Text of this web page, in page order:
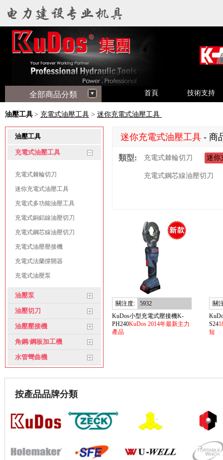
全部商品分類 首頁 技術支持
油壓工具 > 充電式油壓工具 > 迷你充電式油壓工具
油壓工具
充電式油壓工具
充電式棘輪切刀
迷你充電式油壓工具
充電式多功能油壓工具
充電式銅鋁線油壓切刀
充電式鋼芯線油壓切刀
充電式油壓壓接機
充電式法蘭撐開器
充電式油壓泵
油壓泵
油壓切刀
油壓壓接機
角鋼/鋼板加工機
水管彎曲機
迷你充電式油壓工具 - 商
類型: 充電式棘輪切刀 迷你
充電式鋼芯線油壓切刀
關注度:
5932
KuDos小型充電式壓接機K-
PH240KuDos 2014年最新主力
產品
關
S24
短
按產品品牌分類